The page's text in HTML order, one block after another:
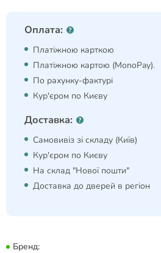
Оплата:
Платіжною карткою
Платіжною картою (MonoPay).
По рахунку-фактурі
Кур'єром по Києву
Доставка:
Самовивіз зі складу (Київ)
Кур'єром по Києву
На склад "Нової пошти"
Доставка до дверей в регіон
Бренд: